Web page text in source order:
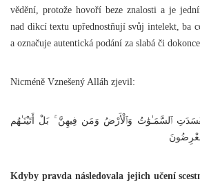
vědění, protože hovoří beze znalosti a je
nad dikcí textu upřednostňují svůj intelekt, ba
a označuje autentická podání za slabá či
Nicméně Vznešený Alláh zjevil:
ٱلسَّمَـٰوَٰتُ وَٱلْأَرْضُ وَمَن فِيهِنَّ ۚ بَلْ أَتَيْنَـٰهُم
Kdyby pravda následovala jejich učení